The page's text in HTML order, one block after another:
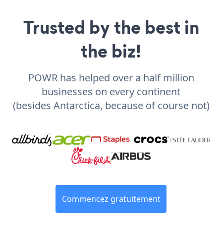
Trusted by the best in
the biz!
POWR has helped over a half million
businesses on every continent
(besides Antarctica, because of course not)
Commencez gratuitement